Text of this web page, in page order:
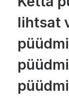
lihtsat